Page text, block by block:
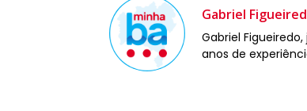
Gabriel
Gabriel
anos de